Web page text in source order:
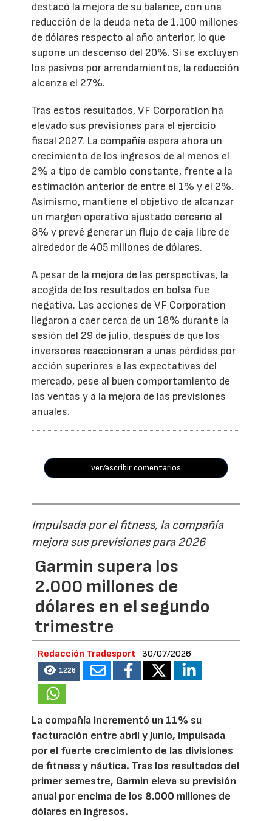
destacó la mejora de su balance, con una
reducción de la deuda neta de 1.100 millones
de dólares respecto al año anterior, lo que
supone un descenso del 20%. Si se excluyen
los pasivos por arrendamientos, la reducción
alcanza el 27%.
Tras estos resultados, VF Corporation ha
elevado sus previsiones para el ejercicio
fiscal 2027. La compañía espera ahora un
crecimiento de los ingresos de al menos el
2% a tipo de cambio constante, frente a la
estimación anterior de entre el 1% y el 2%.
Asimismo, mantiene el objetivo de alcanzar
un margen operativo ajustado cercano al
8% y prevé generar un flujo de caja libre de
alrededor de 405 millones de dólares.
A pesar de la mejora de las perspectivas, la
acogida de los resultados en bolsa fue
negativa. Las acciones de VF Corporation
llegaron a caer cerca de un 18% durante la
sesión del 29 de julio, después de que los
inversores reaccionaran a unas pérdidas por
acción superiores a las expectativas del
mercado, pese al buen comportamiento de
las ventas y a la mejora de las previsiones
anuales.
ver/escribir comentarios
Impulsada por el fitness, la compañía
mejora sus previsiones para 2026
Garmin supera los
2.000 millones de
dólares en el segundo
trimestre
Redacción Tradesport 30/07/2026
1226
La compañía incrementó un 11% su
facturación entre abril y junio, impulsada
por el fuerte crecimiento de las divisiones
de fitness y náutica. Tras los resultados del
primer semestre, Garmin eleva su previsión
anual por encima de los 8.000 millones de
dólares en ingresos.